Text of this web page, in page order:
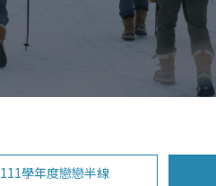
111學年度戀戀半線